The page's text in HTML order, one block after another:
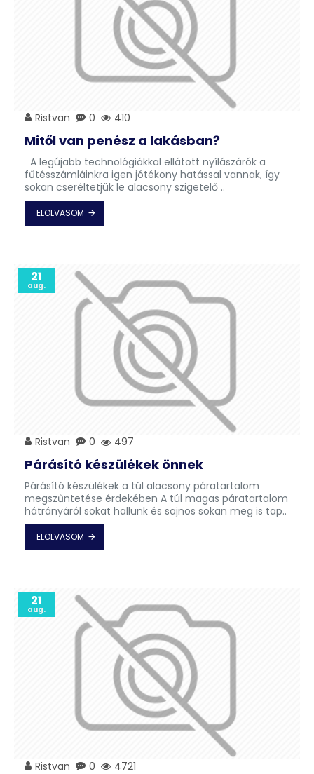
Ristvan 0 410
Mitől van penész a lakásban?
A legújabb technológiákkal ellátott nyílászárók a
fűtésszámláinkra igen jótékony hatással vannak, így
sokan cseréltetjük le alacsony szigetelő ..
ELOLVASOM
21
aug.
Ristvan 0 497
Párásító készülékek önnek
Párásító készülékek a túl alacsony páratartalom
megszűntetése érdekében A túl magas páratartalom
hátrányáról sokat hallunk és sajnos sokan meg is tap..
ELOLVASOM
21
aug.
Ristvan 0 4721